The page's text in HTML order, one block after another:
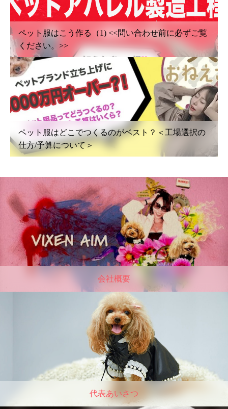
ペット服はこう作る（1) <<問い合わせ前に必ずご覧
ください。>>
ペット服はどこでつくるのがベスト？＜工場選択の
仕方/予算について＞
会社概要
代表あいさつ